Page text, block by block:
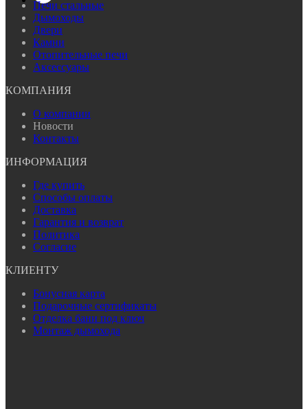
Печи стальные
Дымоходы
Двери
Камни
Отопительные печи
Аксессуары
КОМПАНИЯ
О компании
Новости
Контакты
ИНФОРМАЦИЯ
Где купить
Способы оплаты
Доставка
Гарантия и возврат
Политика
Согласие
КЛИЕНТУ
Бонусная карта
Подарочные сертификаты
Отделка бани под ключ
Монтаж дымохода